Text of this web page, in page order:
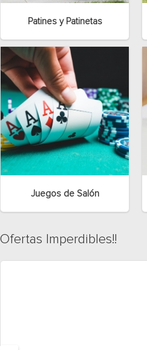
Patines y Patinetas
Juegos de Salón
Ofertas Imperdibles!!